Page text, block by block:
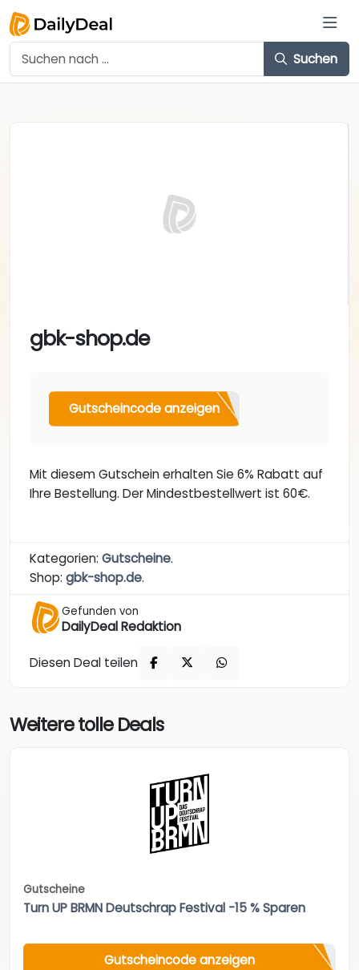
Suchen
gbk-shop.de
Gutscheincode anzeigen
Mit diesem Gutschein erhalten Sie 6% Rabatt auf
Ihre Bestellung. Der Mindestbestellwert ist 60€.
Kategorien: Gutscheine.
Shop: gbk-shop.de.
Gefunden von
DailyDeal Redaktion
Diesen Deal teilen
Weitere tolle Deals
Gutscheine
Turn UP BRMN Deutschrap Festival -15 % Sparen
Gutscheincode anzeigen